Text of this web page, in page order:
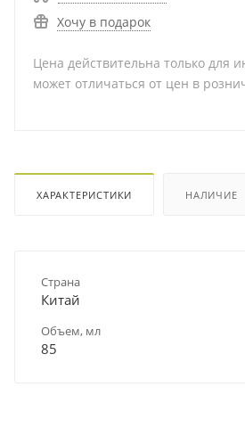
Хочу в подарок
Цена действительна только для
может отличаться от цен в
ХАРАКТЕРИСТИКИ НАЛИЧИЕ
Страна
Китай
Объем, мл
85